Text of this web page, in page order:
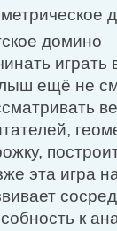
домино
играть
ещё не
эта игра
к